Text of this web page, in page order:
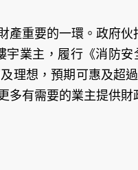
重要的一環。政府
業主，履行《消防
理想，預期可惠及超
多有需要的業主提供財